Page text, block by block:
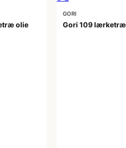
olie
GORI
Gori 109 lærketræ